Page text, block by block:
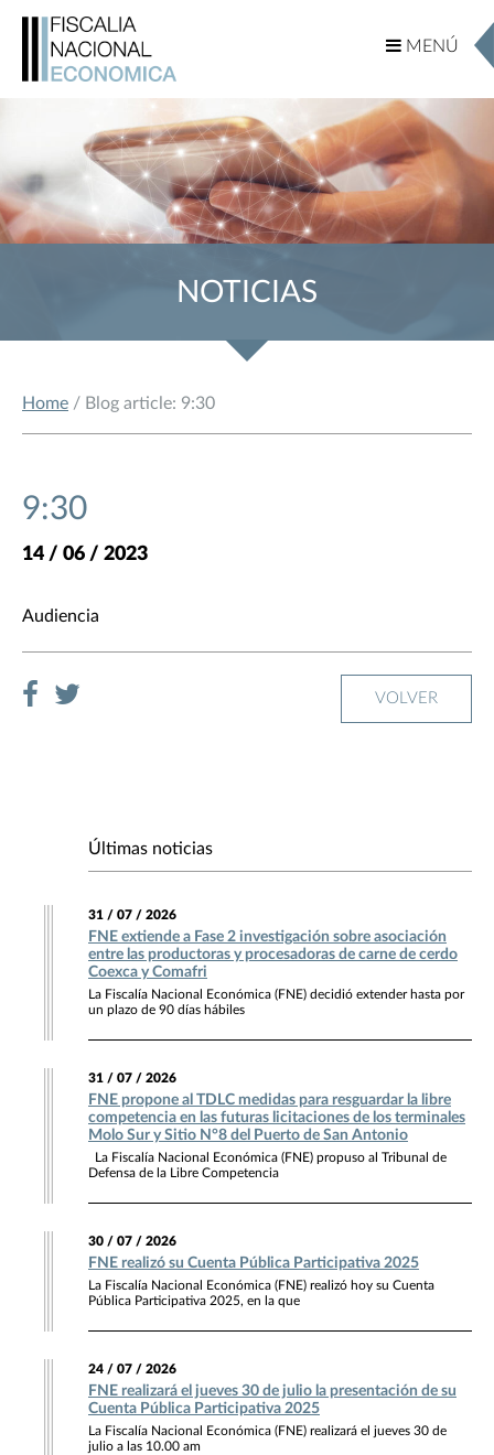
MENÚ
MENÚ
NOTICIAS
Home / Blog article: 9:30
9:30
14 / 06 / 2023
Audiencia
VOLVER
Últimas noticias
31 / 07 / 2026
FNE extiende a Fase 2 investigación sobre asociación
entre las productoras y procesadoras de carne de cerdo
Coexca y Comafri
La Fiscalía Nacional Económica (FNE) decidió extender hasta por
un plazo de 90 días hábiles
31 / 07 / 2026
FNE propone al TDLC medidas para resguardar la libre
competencia en las futuras licitaciones de los terminales
Molo Sur y Sitio N°8 del Puerto de San Antonio
La Fiscalía Nacional Económica (FNE) propuso al Tribunal de
Defensa de la Libre Competencia
30 / 07 / 2026
FNE realizó su Cuenta Pública Participativa 2025
La Fiscalía Nacional Económica (FNE) realizó hoy su Cuenta
Pública Participativa 2025, en la que
24 / 07 / 2026
FNE realizará el jueves 30 de julio la presentación de su
Cuenta Pública Participativa 2025
La Fiscalía Nacional Económica (FNE) realizará el jueves 30 de
julio a las 10.00 am